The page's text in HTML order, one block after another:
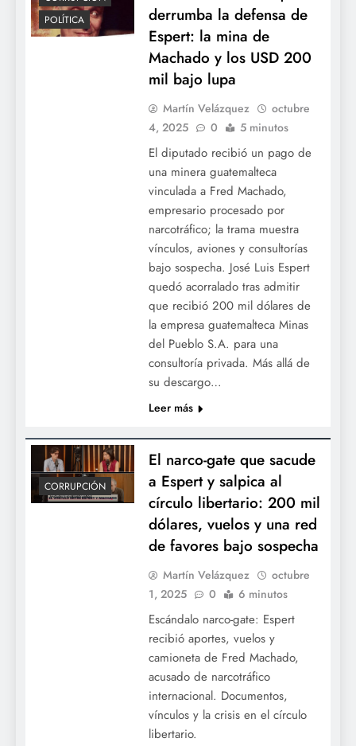
POLÍTICA
derrumba la defensa de
Espert: la mina de
Machado y los USD 200
mil bajo lupa
Martín Velázquez
octubre
4, 2025
0 5 minutos
El diputado recibió un pago de
una minera guatemalteca
vinculada a Fred Machado,
empresario procesado por
narcotráfico; la trama muestra
vínculos, aviones y consultorías
bajo sospecha. José Luis Espert
quedó acorralado tras admitir
que recibió 200 mil dólares de
la empresa guatemalteca Minas
del Pueblo S.A. para una
consultoría privada. Más allá de
su descargo…
Leer más
CORRUPCIÓN
El narco-gate que sacude
a Espert y salpica al
círculo libertario: 200 mil
dólares, vuelos y una red
de favores bajo sospecha
Martín Velázquez
octubre
1, 2025
0 6 minutos
Escándalo narco-gate: Espert
recibió aportes, vuelos y
camioneta de Fred Machado,
acusado de narcotráfico
internacional. Documentos,
vínculos y la crisis en el círculo
libertario.